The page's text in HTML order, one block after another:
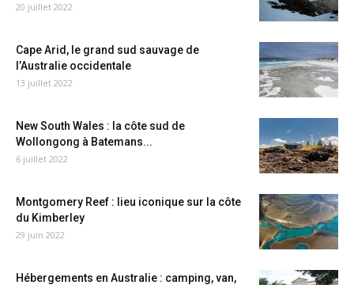
20 juillet 2022
Cape Arid, le grand sud sauvage de
l’Australie occidentale
13 juillet 2022
New South Wales : la côte sud de
Wollongong à Batemans...
6 juillet 2022
Montgomery Reef : lieu iconique sur la côte
du Kimberley
29 juin 2022
Hébergements en Australie : camping, van,